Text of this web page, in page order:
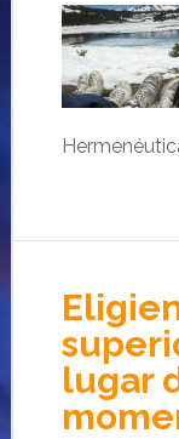
lugar